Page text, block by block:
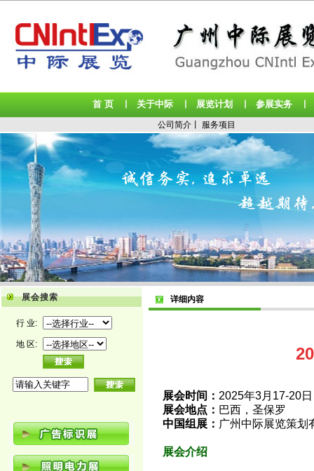
首 页 关于中际丨 展览计划 参展实务
公司简介 服务项目
展会搜索
行 业:
地 区:
详细内容
展会时间： 2025年3月17-20日
展会地点： 巴西，圣保罗
中国组展： 广州中际展览策划
展会介绍